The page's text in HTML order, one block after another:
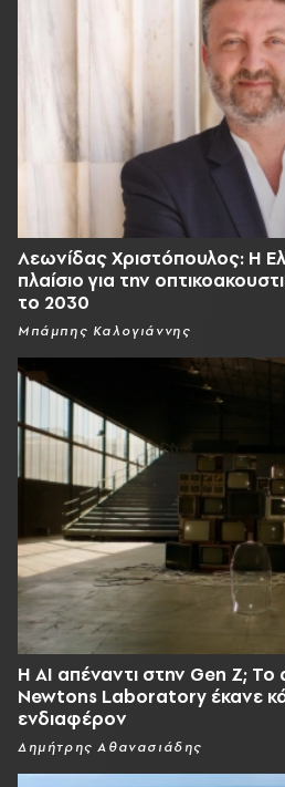
Λεωνίδας Χριστόπουλος: Η
πλαίσιο για την
το 2030
Μπάμπης Καλογιάννης
Η AI απέναντι στην Gen Z;
Newtons Laboratory έκανε
ενδιαφέρον
Δημήτρης Αθανασιάδης